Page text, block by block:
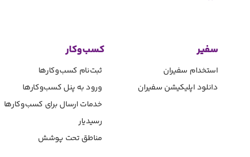
سفیر
استخدام سفیران
دانلود اپلیکیشن سفیران
کسب‌وکار
ثبت‌نام کسب‌و‌کارها
ورود به پنل کسب‌و‌کارها
خدمات ارسال برای کسب‌وکارها
رسیدیار
مناطق تحت پوشش